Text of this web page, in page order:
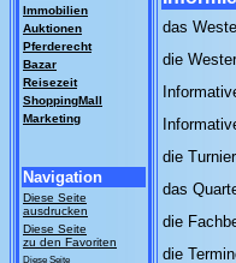
Immobilien
Auktionen
Pferderecht
Bazar
Reisezeit
ShoppingMall
Marketing
Navigation
Diese Seite
ausdrucken
Diese Seite
zu den Favoriten
Diese Seite
das
die
die
das
die
die